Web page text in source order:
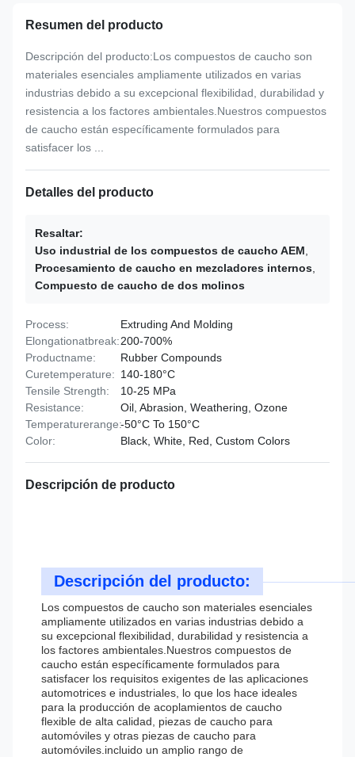
Resumen del producto
Descripción del producto:Los compuestos de caucho son
materiales esenciales ampliamente utilizados en varias
industrias debido a su excepcional flexibilidad, durabilidad y
resistencia a los factores ambientales.Nuestros compuestos
de caucho están específicamente formulados para
satisfacer los ...
Detalles del producto
Resaltar:
Uso industrial de los compuestos de caucho AEM
Procesamiento de caucho en mezcladores internos
Compuesto de caucho de dos molinos
Process:
Extruding And Molding
Elongationatbreak:200-700%
Productname:
Rubber Compounds
Curetemperature: 140-180°C
Tensile Strength:
10-25 MPa
Resistance:
Oil, Abrasion, Weathering, Ozone
Temperaturerange:-50°C To 150°C
Color:
Black, White, Red, Custom Colors
Descripción de producto
Descripción del producto:
Los compuestos de caucho son materiales esenciales
ampliamente utilizados en varias industrias debido a
su excepcional flexibilidad, durabilidad y resistencia a
los factores ambientales.Nuestros compuestos de
caucho están específicamente formulados para
satisfacer los requisitos exigentes de las aplicaciones
automotrices e industriales, lo que los hace ideales
para la producción de acoplamientos de caucho
flexible de alta calidad, piezas de caucho para
automóviles y otras piezas de caucho para
automóviles.incluido un amplio rango de